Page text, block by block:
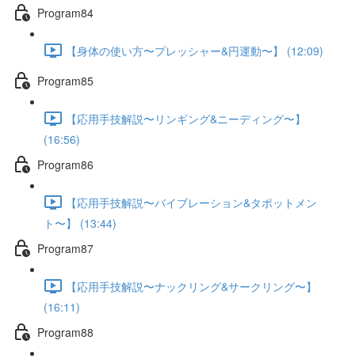
Program84
【身体の使い方〜プレッシャー&円運動〜】 (12:09)
Program85
【応用手技解説〜リンギング&ニーディング〜】
(16:56)
Program86
【応用手技解説〜バイブレーション&タポットメン
ト〜】 (13:44)
Program87
【応用手技解説〜ナックリング&サークリング〜】
(16:11)
Program88